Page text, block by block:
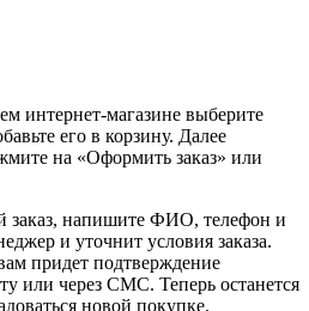
интернет-магазине выберите
его в корзину. Далее
на «Оформить заказ» или
заказ, напишите ФИО, телефон и
и уточнит условия заказа.
придет подтверждение
или через СМС. Теперь останется
новой покупке.